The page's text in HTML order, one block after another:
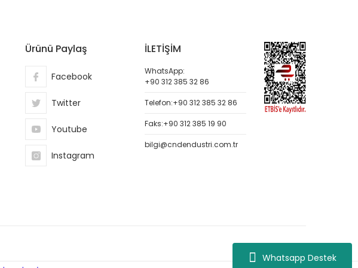
Whatsapp Destek
Ürünü Paylaş
Facebook
Twitter
Youtube
Instagram
İLETİŞİM
WhatsApp:
+90 312 385 32 86
Telefon:+90 312 385 32 86
Faks:+90 312 385 19 90
bilgi@cndendustri.com.tr